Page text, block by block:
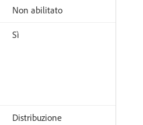
Non abilitato
Sì
Distribuzione